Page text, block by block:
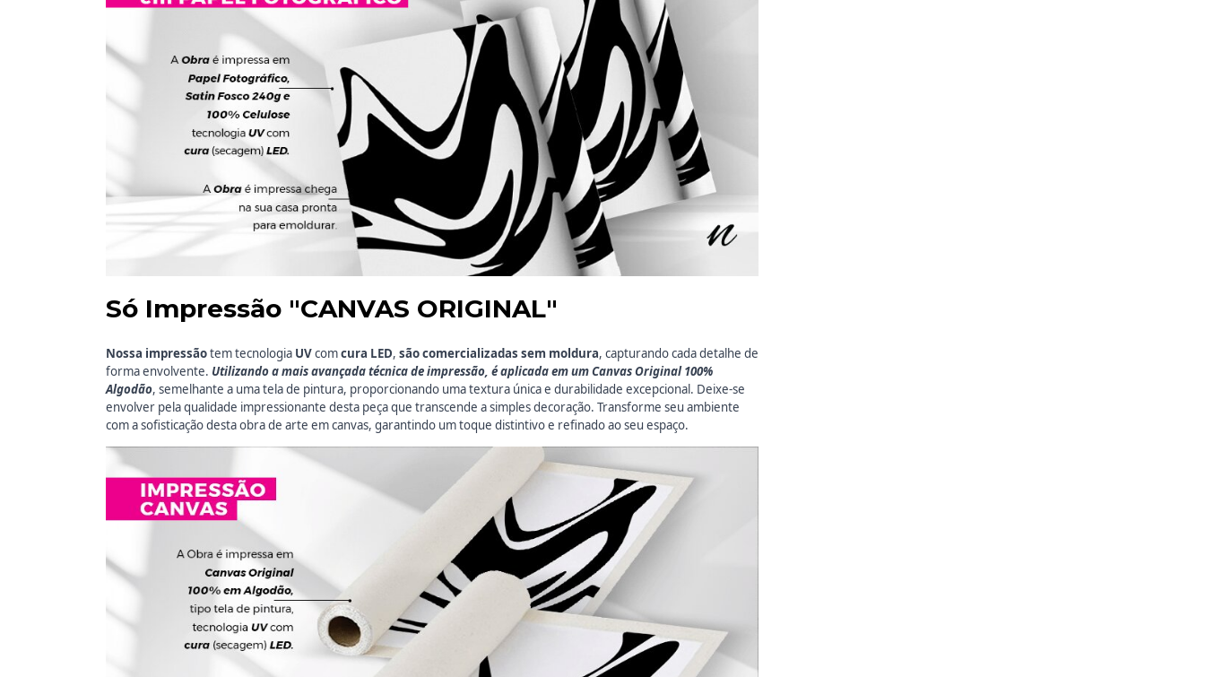
Só Impressão "CANVAS ORIGINAL"
Nossa impressãotemtecnologia UVcomcura LED, são comercializadas sem moldura, capturando cada detalhe de
forma envolvente. Utilizando a mais avançada técnica de impressão, é aplicada em um Canvas Original 100%
Algodão, semelhante a uma tela de pintura, proporcionando uma textura única e durabilidade excepcional. Deixe-se
envolver pela qualidade impressionante desta peça que transcende a simples decoração. Transforme seu ambiente
com a sofisticação desta obra de arte em canvas, garantindo um toque distintivo e refinado ao seu espaço.